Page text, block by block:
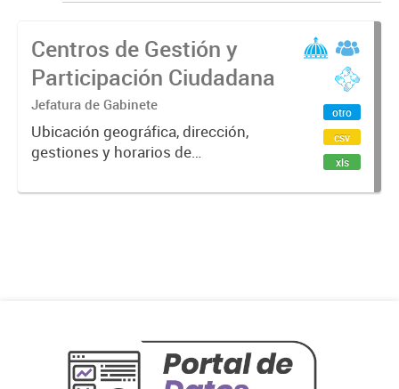
Centros de Gestión y
Participación Ciudadana
Jefatura de Gabinete
Ubicación geográfica, dirección,
gestiones y horarios de
CGPC.
otro
csv
xls